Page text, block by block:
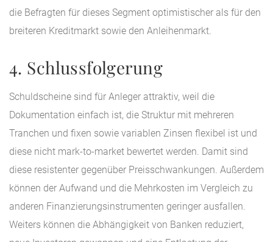
die Befragten für dieses Segment optimistischer als für den
breiteren Kreditmarkt sowie den Anleihenmarkt.
4. Schlussfolgerung
Schuldscheine sind für Anleger attraktiv, weil die
Dokumentation einfach ist, die Struktur mit mehreren
Tranchen und fixen sowie variablen Zinsen flexibel ist und
diese nicht mark-to-market bewertet werden. Damit sind
diese resistenter gegenüber Preisschwankungen. Außerdem
können der Aufwand und die Mehrkosten im Vergleich zu
anderen Finanzierungsinstrumenten geringer ausfallen.
Weiters können die Abhängigkeit von Banken reduziert,